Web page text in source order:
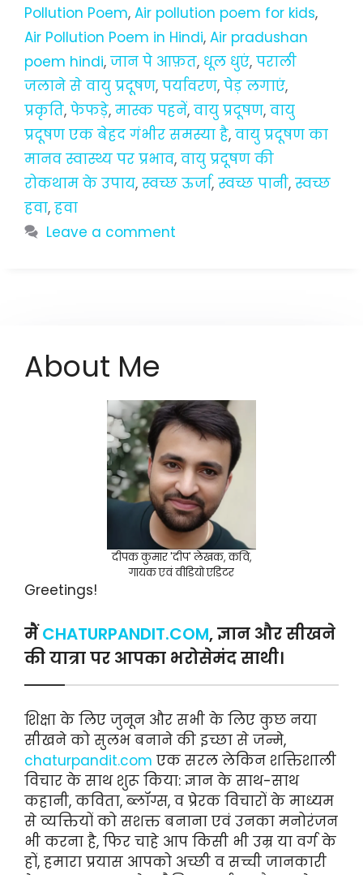
Pollution Poem, Air pollution poem for kids,
Air Pollution Poem in Hindi, Air pradushan
poem hindi, जान पे आफ़त, धूल धुएं, पराली
जलाने से वायु प्रदूषण, पर्यावरण, पेड़ लगाएं,
प्रकृति, फेफड़े, मास्क पहनें, वायु प्रदूषण, वायु
प्रदूषण एक बेहद गंभीर समस्या है, वायु प्रदूषण का
मानव स्वास्थ्य पर प्रभाव, वायु प्रदूषण की
रोकथाम के उपाय, स्वच्छ ऊर्जा, स्वच्छ पानी, स्वच्छ
हवा, हवा
Leave a comment
About Me
दीपक कुमार 'दीप' लेखक, कवि,
गायक एवं वीडियो एडिटर
Greetings!
मैंCHATURPANDIT.COM, ज्ञान और सीखने
की यात्रा पर आपका भरोसेमंद साथी।
शिक्षा के लिए जुनून और सभी के लिए कुछ नया
सीखने को सुलभ बनाने की इच्छा से जन्मे,
chaturpandit.com एक सरल लेकिन शक्तिशाली
विचार के साथ शुरू किया: ज्ञान के साथ-साथ
कहानी, कविता, ब्लॉग्स, व प्रेरक विचारों के माध्यम
से व्यक्तियों को सशक्त बनाना एवं उनका मनोरंजन
भी करना है, फिर चाहे आप किसी भी उम्र या वर्ग के
हों, हमारा प्रयास आपको अच्छी व सच्ची जानकारी